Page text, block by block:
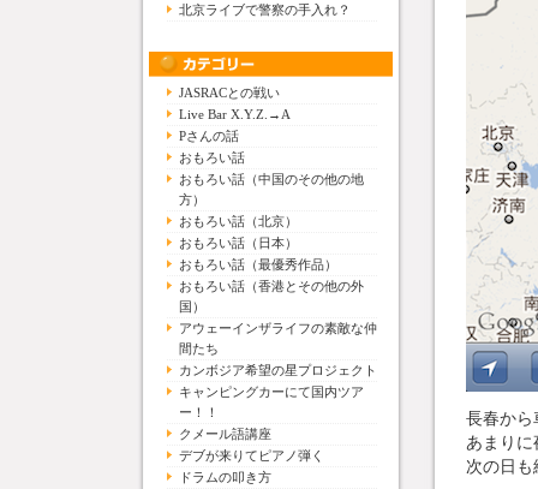
北京ライブで警察の手入れ？
JASRACとの戦い
Live Bar X.Y.Z.→A
Pさんの話
おもろい話
おもろい話（中国のその他の地
方）
おもろい話（北京）
おもろい話（日本）
おもろい話（最優秀作品）
おもろい話（香港とその他の外
国）
アウェーインザライフの素敵な仲
間たち
カンボジア希望の星プロジェクト
キャンピングカーにて国内ツア
ー！！
クメール語講座
デブが来りてピアノ弾く
ドラムの叩き方
長春から
あまりに
次の日